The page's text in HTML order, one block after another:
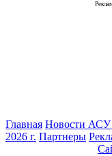
Главная Новости
2026 г. Партнеры